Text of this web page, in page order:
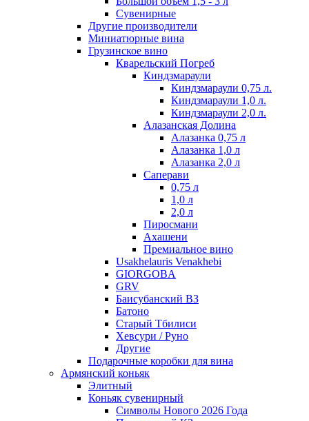
Сувенирные
Другие производители
Миниатюрные вина
Грузинское вино
Кварельский Погреб
Киндзмараули
Киндзмараули 0,75 л.
Киндзмараули 1,0 л.
Киндзмараули 2,0 л.
Алазанская Долина
Алазанка 0,75 л
Алазанка 1,0 л
Алазанка 2,0 л
Саперави
0,75 л
1,0 л
2,0 л
Пиросмани
Ахашени
Премиальное вино
Usakhelauris Venakhebi
GIORGOBA
GRV
Баисубанский ВЗ
Батоно
Старый Тбилиси
Хевсури / Руно
Другие
Подарочные коробки для вина
Армянский коньяк
Элитный
Коньяк сувенирный
Символы Нового 2026 Года